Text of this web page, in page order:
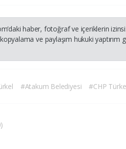
haber, fotoğraf ve içeriklerin
kopyalama ve paylaşım hukuki yaptırım
#Atakum Belediyesi #CHP